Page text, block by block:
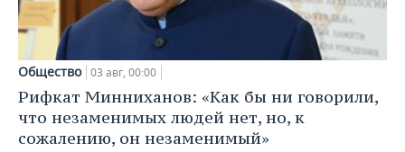
Общество 03 авг, 00:00
Рифкат Минниханов: «Как бы ни говорили,
что незаменимых людей нет, но, к
сожалению, он незаменимый»